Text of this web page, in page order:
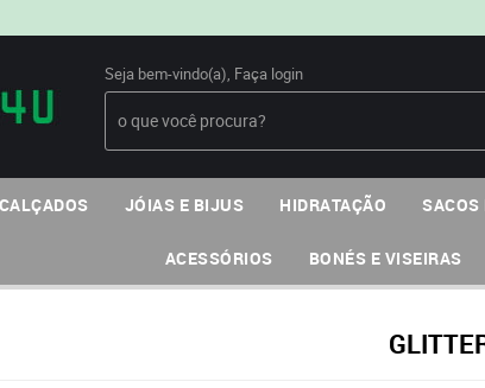
Seja bem-vindo(a), Faça login
CALÇADOS JÓIAS E BIJUS HIDRATAÇÃO SACOS
ACESSÓRIOS BONÉS E VISEIRAS